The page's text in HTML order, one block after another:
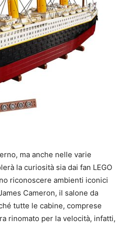
ma anche nelle varie
la curiosità sia dai fan LEGO
riconoscere ambienti iconici
Cameron, il salone da
tutte le cabine, comprese
rinomato per la velocità, infatti,